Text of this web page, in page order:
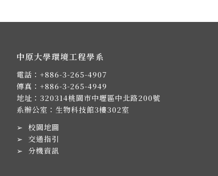
中原大學環境工程學系
電話： +886-3-265-4907
傳真：+886-3-265-4949
地址： 320314桃園市中壢區中北路200號
系辦公室：生物科技館3樓302室
➢ 校園地圖
➢ 交通指引
➢ 分機資訊